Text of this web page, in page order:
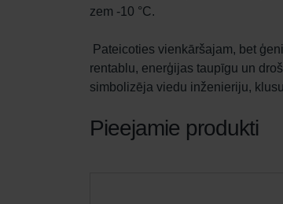
zem -10 °C.
rentablu, enerģijas taupīgu un
simbolizēja viedu inženieriju,
Pieejamie produkti